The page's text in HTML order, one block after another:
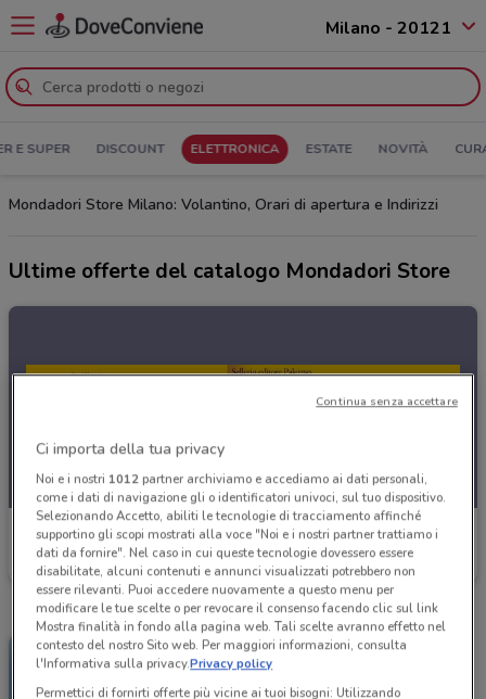
Milano - 20121
E SUPER DISCOUNT ELETTRONICA ESTATE NOVITÀ
Mondadori Store Milano: Volantino, Orari di apertura e Indirizzi
Ultime offerte del catalogo Mondadori Store
Mondadori Store
Scade il 31/08
Ci importa della tua privacy
Noi e i nostri 1012partner archiviamo e accediamo ai dati personali,
come i dati di navigazione gli o identificatori univoci, sul tuo dispositivo.
Selezionando Accetto, abiliti le tecnologie di tracciamento affinché
supportino gli scopi mostrati alla voce "Noi e i nostri partner trattiamo i
dati da fornire". Nel caso in cui queste tecnologie dovessero essere
disabilitate, alcuni contenuti e annunci visualizzati potrebbero non
essere rilevanti. Puoi accedere nuovamente a questo menu per
modificare le tue scelte o per revocare il consenso facendo clic sul link
Mostra finalità in fondo alla pagina web. Tali scelte avranno effetto nel
contesto del nostro Sito web. Per maggiori informazioni, consulta
l'Informativa sulla privacy.Privacy policy
Permettici di fornirti offerte più vicine ai tuoi bisogni: Utilizzando
Continua senza accettare